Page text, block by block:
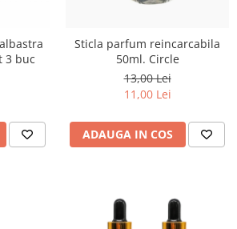
3 buc
Sticla parfum reincarcabila
50ml. Circle
13,00 Lei
11,00 Lei
ADAUGA IN COS